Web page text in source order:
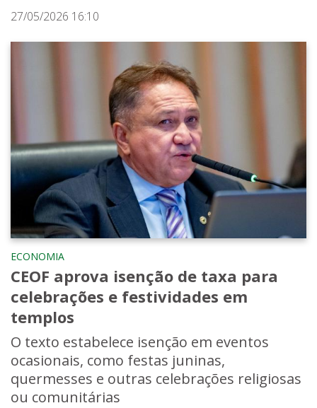
27/05/2026 16:10
ECONOMIA
CEOF aprova isenção de taxa para
celebrações e festividades em
templos
O texto estabelece isenção em eventos
ocasionais, como festas juninas,
quermesses e outras celebrações religiosas
ou comunitárias